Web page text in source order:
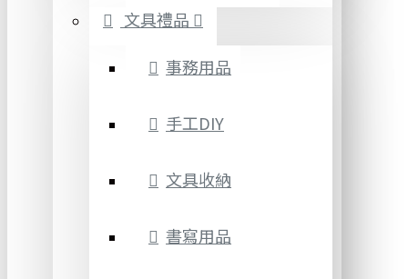
文具禮品
事務用品
手工DIY
文具收納
書寫用品